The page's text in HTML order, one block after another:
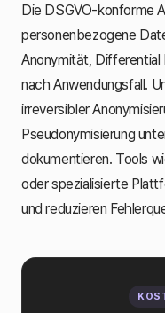
Die DSGVO-konforme
personenbezogene
Anonymität, Differential
nach Anwendungsfall.
irreversibler
Pseudonymisierung
dokumentieren. Tools
oder spezialisierte
und reduzieren